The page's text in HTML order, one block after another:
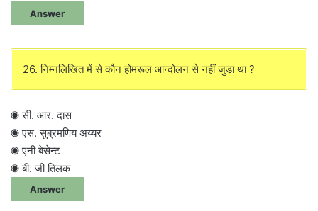
Answer
26. निम्नलिखित में से कौन होमरूल आन्दोलन से नहीं जुड़ा था ?
◉ सी. आर. दास
◉ एस. सुब्रमणिय अय्यर
◉ एनी बेसेन्ट
◉ बी. जी तिलक
Answer